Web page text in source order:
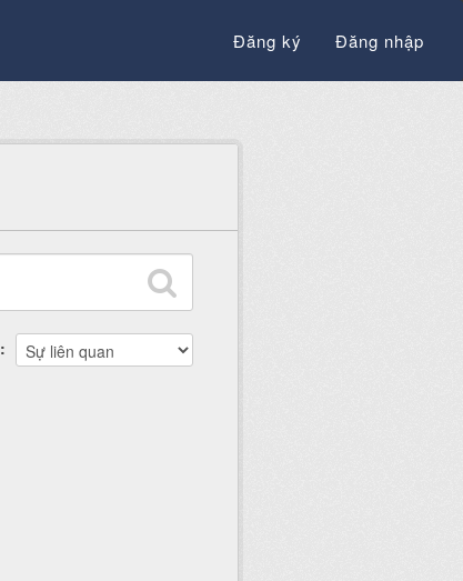
Đăng ký Đăng nhập